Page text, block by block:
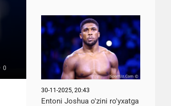
0
30-11-2025, 20:43
Entoni Joshua o'zini ro'yxatga